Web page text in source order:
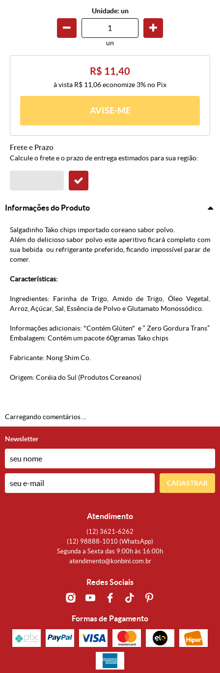
Unidade: un
un
R$ 11,40
à vista R$ 11,06economize 3% no Pix
AVISE-ME
Frete e Prazo
Calcule o frete e o prazo de entrega estimados para sua região:
Informações do Produto
Salgadinho Tako chips importado coreano sabor polvo.
Além do delicioso sabor polvo este aperitivo ficará completo com
sua bebida ou refrigerante preferido, ficando impossível parar de
comer.
Características:
Ingredientes: Farinha de Trigo, Amido de Trigo, Óleo Vegetal,
Arroz, Açúcar, Sal, Essência de Polvo e Glutamato Monossódico.
Informações adicionais: "Contém Glúten" e “ Zero Gordura Trans”
Embalagem: Contém um pacote 60gramas Tako chips
Fabricante: Nong Shim Co.
Origem: Coréia do Sul (Produtos Coreanos)
Carregando comentários ...
Newsletter
CADASTRAR
Atendimento
(12) 3621-6262
(12) 98888-1010 (WhatsApp)
Segunda a Sexta das 9:00h às 16:00h
atendimento@konbini.com.br
Redes Sociais
Formas de Pagamento